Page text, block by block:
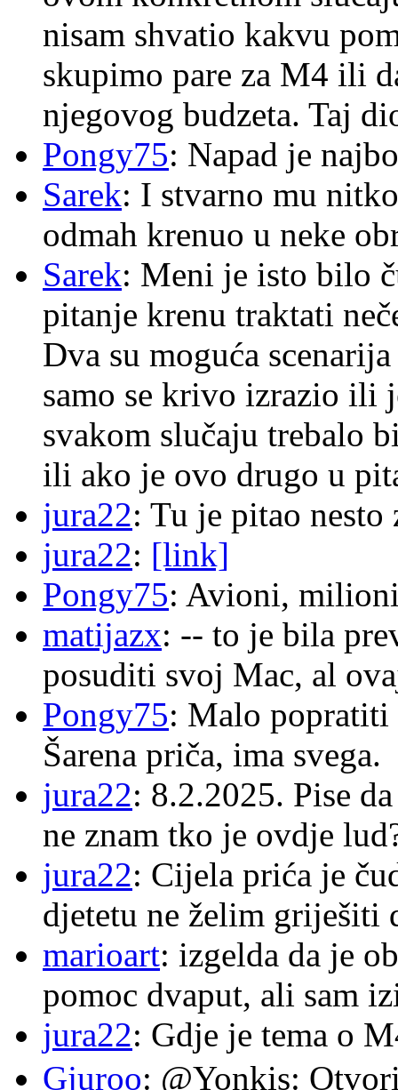
nisam shvatio kakvu
skupimo pare za M4 ili
njegovog budzeta. Taj
Pongy75: Napad je
Sarek: I stvarno mu
odmah krenuo u neke
Sarek: Meni je isto bilo
pitanje krenu traktati
Dva su moguća
samo se krivo izrazio ili
svakom slučaju trebalo
ili ako je ovo drugo u
jura22: Tu je pitao
jura22: [link]
Pongy75: Avioni,
matijazx: -- to je bila
posuditi svoj Mac, al
Pongy75: Malo popratiti
Šarena priča, ima svega.
jura22: 8.2.2025. Pise
ne znam tko je ovdje
jura22: Cijela prića je
djetetu ne želim griješiti
marioart: izgelda da je
pomoc dvaput, ali sam
jura22: Gdje je tema o
Gjuroo: @Yonkis: